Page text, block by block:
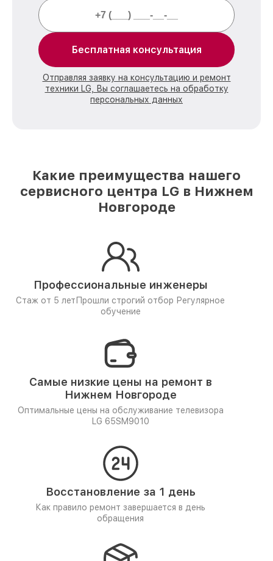
Бесплатная консультация
Отправляя заявку на консультацию и ремонт
техники LG, Вы соглашаетесь на обработку
персональных данных
Какие преимущества нашего
сервисного центра LG в Нижнем
Новгороде
Профессиональные инженеры
Стаж от 5 лет Прошли строгий отбор Регулярное
обучение
Самые низкие цены на ремонт в
Нижнем Новгороде
Оптимальные цены на обслуживание телевизора
LG 65SM9010
Восстановление за 1 день
Как правило ремонт завершается в день
обращения